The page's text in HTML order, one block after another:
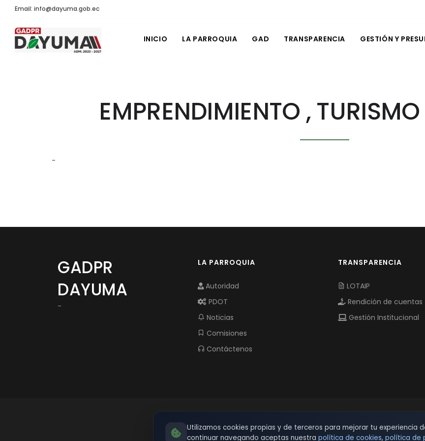
Email: info@dayuma.gob.ec
INICIO LA PARROQUIA GAD TRANSPARENCIA GESTIÓN Y
EMPRENDIMIENTO ,
-
GADPR
DAYUMA
-
LA PARROQUIA
Autoridad
PDOT
Noticias
Comisiones
Contáctenos
TRANSPARENCIA
LOTAIP
Rendición de cuentas
Gestión Institucional
Utilizamos cookies propias y de terceros para mejorar tu experiencia
continuar navegando aceptas nuestra política de cookies, política de